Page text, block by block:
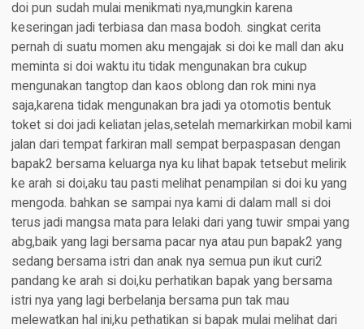
doi pun sudah mulai menikmati nya,mungkin karena
keseringan jadi terbiasa dan masa bodoh. singkat cerita
pernah di suatu momen aku mengajak si doi ke mall dan aku
meminta si doi waktu itu tidak mengunakan bra cukup
mengunakan tangtop dan kaos oblong dan rok mini nya
saja,karena tidak mengunakan bra jadi ya otomotis bentuk
toket si doi jadi keliatan jelas,setelah memarkirkan mobil kami
jalan dari tempat farkiran mall sempat berpaspasan dengan
bapak2 bersama keluarga nya ku lihat bapak tetsebut melirik
ke arah si doi,aku tau pasti melihat penampilan si doi ku yang
mengoda. bahkan se sampai nya kami di dalam mall si doi
terus jadi mangsa mata para lelaki dari yang tuwir smpai yang
abg,baik yang lagi bersama pacar nya atau pun bapak2 yang
sedang bersama istri dan anak nya semua pun ikut curi2
pandang ke arah si doi,ku perhatikan bapak yang bersama
istri nya yang lagi berbelanja bersama pun tak mau
melewatkan hal ini,ku pethatikan si bapak mulai melihat dari